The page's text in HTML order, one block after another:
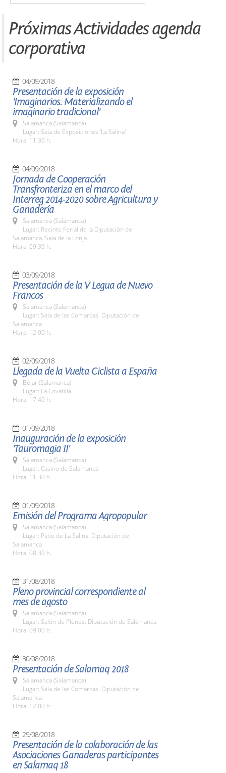
Próximas Actividades agenda
corporativa
04/09/2018
Presentación de la exposición
'Imaginarios. Materializando el
imaginario tradicional'
Salamanca (Salamanca)
Lugar: Sala de Exposiciones 'La Salina'
Hora: 11:30 h.
04/09/2018
Jornada de Cooperación
Transfronteriza en el marco del
Interreg 2014-2020 sobre Agricultura y
Ganadería
Salamanca (Salamanca)
Lugar: Recinto Ferial de la Diputación de
Salamanca. Sala de la Lonja
Hora: 09:30 h.
03/09/2018
Presentación de la V Legua de Nuevo
Francos
Salamanca (Salamanca)
Lugar: Sala de las Comarcas. Diputación de
Salamanca
Hora: 12:00 h.
02/09/2018
Llegada de la Vuelta Ciclista a España
Béjar (Salamanca)
Lugar: La Covatilla
Hora: 17:40 h.
01/09/2018
Inauguración de la exposición
'Tauromagia II'
Salamanca (Salamanca)
Lugar: Casino de Salamanca
Hora: 11:30 h.
01/09/2018
Emisión del Programa Agropopular
Salamanca (Salamanca)
Lugar: Patio de La Salina. Diputación de
Salamanca
Hora: 08:30 h.
31/08/2018
Pleno provincial correspondiente al
mes de agosto
Salamanca (Salamanca)
Lugar: Salón de Plenos. Diputación de Salamanca
Hora: 09:00 h.
30/08/2018
Presentación de Salamaq 2018
Salamanca (Salamanca)
Lugar: Sala de las Comarcas. Diputación de
Salamanca
Hora: 12:00 h.
29/08/2018
Presentación de la colaboración de las
Asociaciones Ganaderas participantes
en Salamaq 18